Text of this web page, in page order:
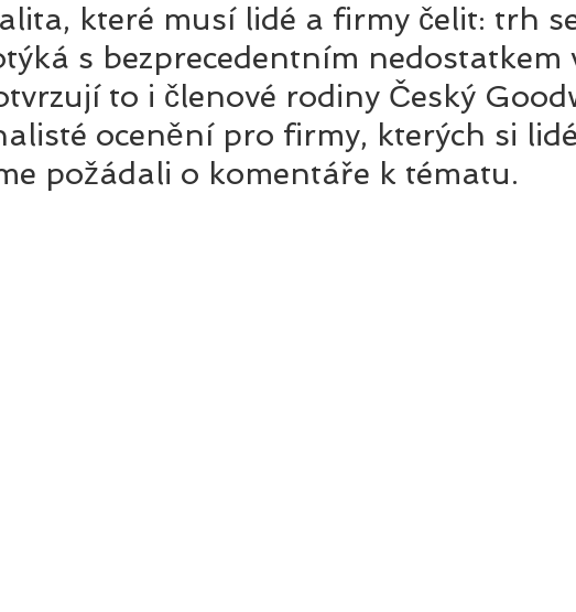
které musí lidé a firmy čelit: trh
s bezprecedentním nedostatkem
to i členové rodiny Český
ocenění pro firmy, kterých si
požádali o komentáře k tématu.